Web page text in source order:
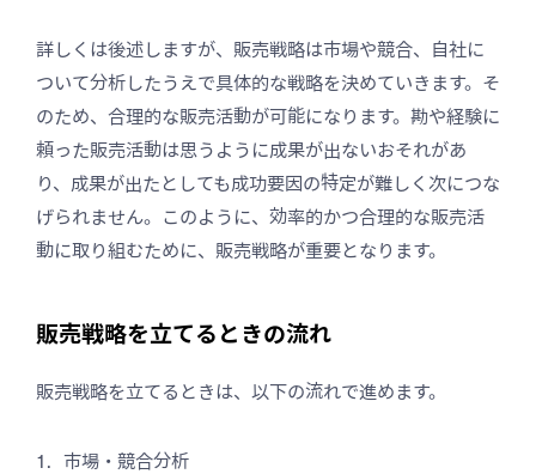
詳しくは後述しますが、販売戦略は市場や競合、自社に
ついて分析したうえで具体的な戦略を決めていきます。そ
のため、合理的な販売活動が可能になります。勘や経験に
頼った販売活動は思うように成果が出ないおそれがあ
り、成果が出たとしても成功要因の特定が難しく次につな
げられません。このように、効率的かつ合理的な販売活
動に取り組むために、販売戦略が重要となります。
販売戦略を立てるときの流れ
販売戦略を立てるときは、以下の流れで進めます。
市場・競合分析